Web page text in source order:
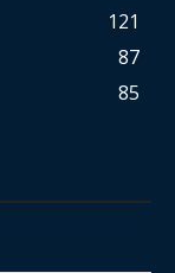
121
87
85